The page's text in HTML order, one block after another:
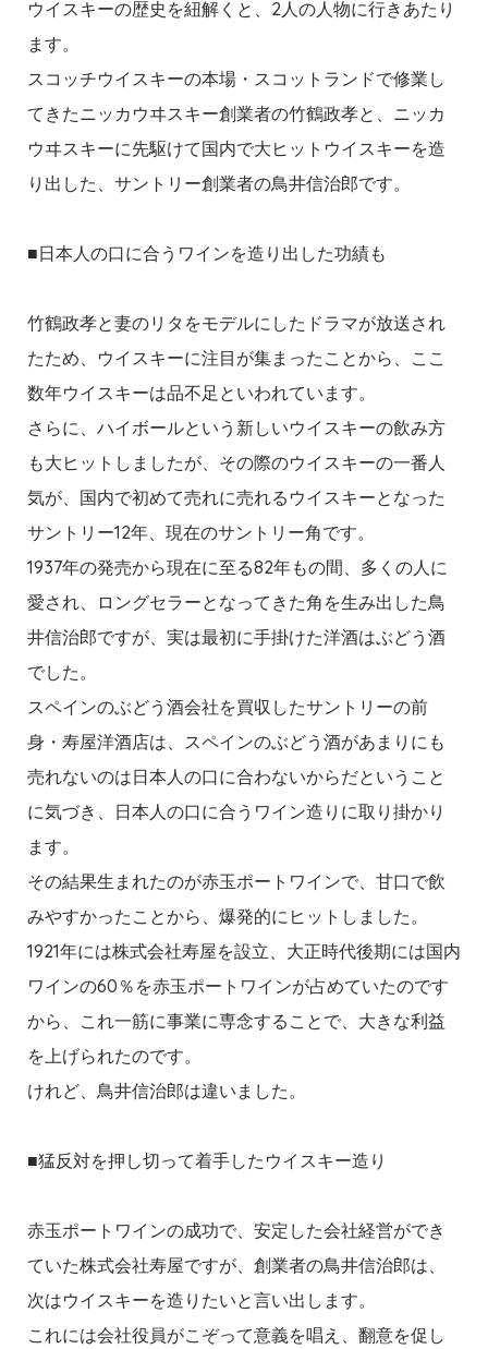
ウイスキーの歴史を紐解くと、2人の人物に行きあたり
ます。
スコッチウイスキーの本場・スコットランドで修業し
てきたニッカウヰスキー創業者の竹鶴政孝と、ニッカ
ウヰスキーに先駆けて国内で大ヒットウイスキーを造
り出した、サントリー創業者の鳥井信治郎です。
■日本人の口に合うワインを造り出した功績も
竹鶴政孝と妻のリタをモデルにしたドラマが放送され
たため、ウイスキーに注目が集まったことから、ここ
数年ウイスキーは品不足といわれています。
さらに、ハイボールという新しいウイスキーの飲み方
も大ヒットしましたが、その際のウイスキーの一番人
気が、国内で初めて売れに売れるウイスキーとなった
サントリー12年、現在のサントリー角です。
1937年の発売から現在に至る82年もの間、多くの人に
愛され、ロングセラーとなってきた角を生み出した鳥
井信治郎ですが、実は最初に手掛けた洋酒はぶどう酒
でした。
スペインのぶどう酒会社を買収したサントリーの前
身・寿屋洋酒店は、スペインのぶどう酒があまりにも
売れないのは日本人の口に合わないからだということ
に気づき、日本人の口に合うワイン造りに取り掛かり
ます。
その結果生まれたのが赤玉ポートワインで、甘口で飲
みやすかったことから、爆発的にヒットしました。
1921年には株式会社寿屋を設立、大正時代後期には国内
ワインの60％を赤玉ポートワインが占めていたのです
から、これ一筋に事業に専念することで、大きな利益
を上げられたのです。
けれど、鳥井信治郎は違いました。
■猛反対を押し切って着手したウイスキー造り
赤玉ポートワインの成功で、安定した会社経営ができ
ていた株式会社寿屋ですが、創業者の鳥井信治郎は、
次はウイスキーを造りたいと言い出します。
これには会社役員がこぞって意義を唱え、翻意を促し